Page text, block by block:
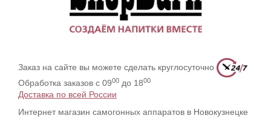
Заказ на сайте вы можете сделать круглосуточно
Обработка заказов с 0900 до 1800
Доставка по всей России
Интернет магазин самогонных аппаратов в Новокузнецке